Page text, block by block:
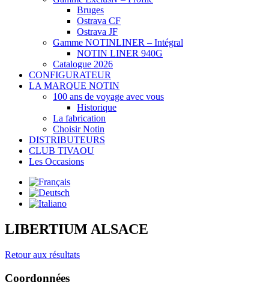
Bruges
Ostrava CF
Ostrava JF
Gamme NOTINLINER – Intégral
NOTIN LINER 940G
Catalogue 2026
CONFIGURATEUR
LA MARQUE NOTIN
100 ans de voyage avec vous
Historique
La fabrication
Choisir Notin
DISTRIBUTEURS
CLUB TIVAOU
Les Occasions
LIBERTIUM ALSACE
Retour aux résultats
Coordonnées